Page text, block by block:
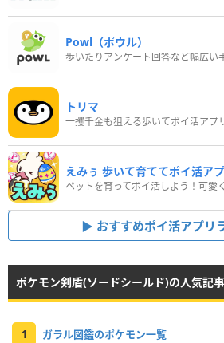
Powl（ポウル）
トリマ
一攫千金も狙える歩いてポイ活アプ
えみぅ 歩いて育ててポイ活ア
おすすめポイ活アプリ
ポケモン剣盾(ソードシールド)の人気記事
1 ガラル図鑑のポケモン一覧